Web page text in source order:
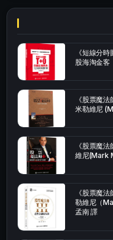
《短線分
股海淘金客
《股票魔
米勒維尼
《股票魔
維尼(Mark
《股票魔
勒維尼（
孟南 譯